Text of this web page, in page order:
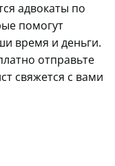
адвокаты по
помогут
время и деньги.
отправьте
свяжется с вами